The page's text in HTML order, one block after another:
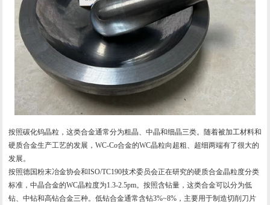
按照碳化钨晶粒，这类合金通常分为粗晶、中晶和细晶三类。随着被加工材料和
硬质合金生产工艺的发展，WC-Co合金的WC晶粒向超粗、超细两端有了很大的
发展。
按照德国粉末冶金协会和ISO/TC190技术委员会正在研究的硬质合金晶粒度分类
标准，中晶合金的WC晶粒度为1.3-2.5pm。按照含钻量，这类合金可以分为低
钻、中钻和高钻合金三种。低钻合金通常含钻3%~8%，主要用于制造切削刀片